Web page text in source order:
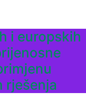
i europskih
rješenja